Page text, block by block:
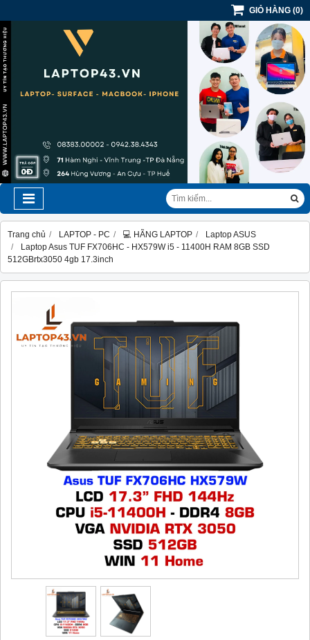
GIỎ HÀNG (0)
Trang chủ LAPTOP - PC 💻 HÃNG LAPTOP
Laptop ASUS
Laptop Asus TUF FX706HC - HX579W i5 - 11400H RAM 8GB SSD
512GBrtx3050 4gb 17.3inch